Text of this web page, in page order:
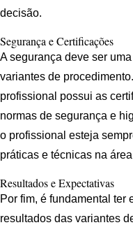
decisão.
Segurança e Certificações
A segurança deve ser
variantes de
profissional possui as
normas de segurança e
o profissional esteja
práticas e técnicas na
Resultados e Expectativas
Por fim, é fundamental ter
resultados das variantes